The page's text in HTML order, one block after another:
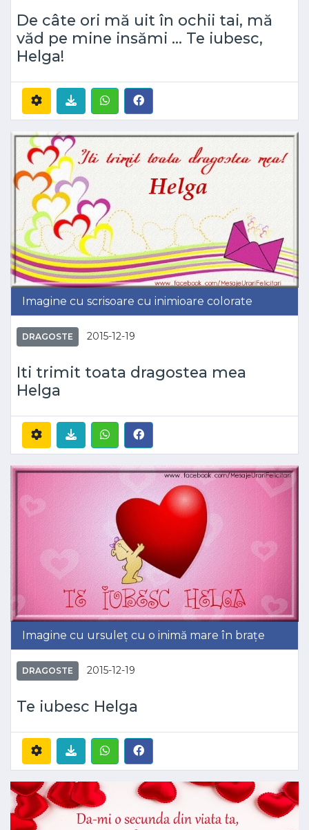
De câte ori mă uit în ochii tai, mă
văd pe mine insămi ... Te iubesc,
Helga!
Imagine cu scrisoare cu inimioare colorate
DRAGOSTE 2015-12-19
Iti trimit toata dragostea mea
Helga
Imagine cu ursuleț cu o inimă mare în brațe
DRAGOSTE 2015-12-19
Te iubesc Helga